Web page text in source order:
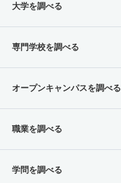
大学を調べる
専門学校を調べる
オープンキャンパスを調べる
職業を調べる
学問を調べる